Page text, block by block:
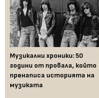
Музикални хроники: 50
години от провала, който
пренаписа историята на
музиката